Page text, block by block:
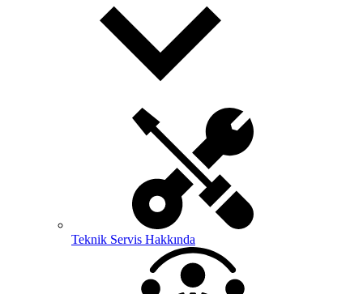
Teknik Servis Hakkında